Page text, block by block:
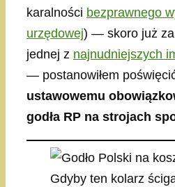
karalności bezprawnego
urzędowej) — skoro już
jednej z najnudniejszych
— postanowiłem
ustawowemu
godła RP na strojach
Gdyby ten kolarz